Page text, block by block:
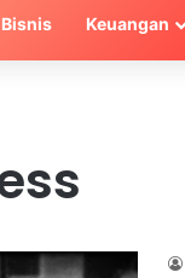
Bisnis Keuangan